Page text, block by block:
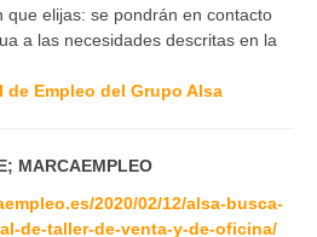
que elijas: se pondrán en contacto
a las necesidades descritas en la
de Empleo del Grupo Alsa
MARCAEMPLEO
2020/02/12/alsa-busca-
de-taller-de-venta-y-de-oficina/